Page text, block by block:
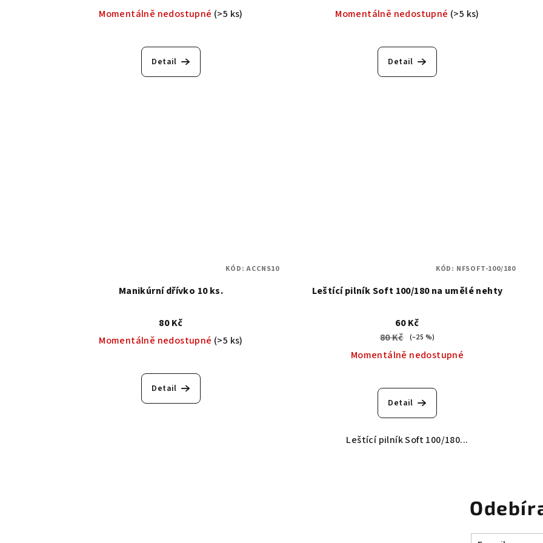
Momentálně nedostupné (>5 ks)
Detail
Momentálně nedostupné (>5 ks)
Detail
Manikúrní dřívko 10 ks.
80 Kč
Momentálně nedostupné (>5 ks)
Detail
KÓD:ACCNS10
Leštící pilník Soft 100/180 na umělé nehty
60 Kč
80 Kč
(–25 %)
Momentálně nedostupné
hodnocení
produktu
je
5,0
Detail
Leštící pilník Soft 100/180...
KÓD: NFSOFT-100/180